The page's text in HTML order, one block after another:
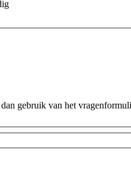
gebruik van het